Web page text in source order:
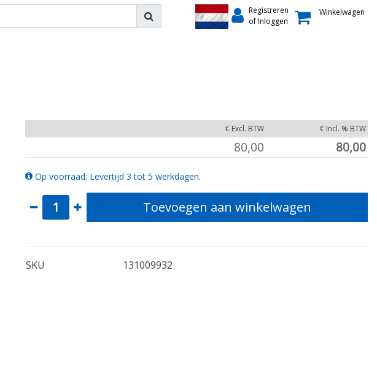
Registreren
of Inloggen
Winkelwagen
€ Excl. BTW € Incl. % BTW
80,00 80,00
Op voorraad: Levertijd 3 tot 5 werkdagen.
Toevoegen aan winkelwagen
SKU 131009932